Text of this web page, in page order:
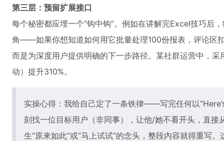
第三层：预留扩展接口
每个秘密都应埋一个“钩中钩”。例如在讲解完Excel技巧后
角——如果你想知道如何用它批量处理100份报表，评论区扣
而是为深度用户提供明确的下一步路径。某社群运营中，
动）提升310%。
实操心得：我给自己定了一条铁律——写完任何以
刻找一位目标用户（非同事），让他/她不看开头，直
生“原来如此”或“马上试试”的念头，整段内容就得重写